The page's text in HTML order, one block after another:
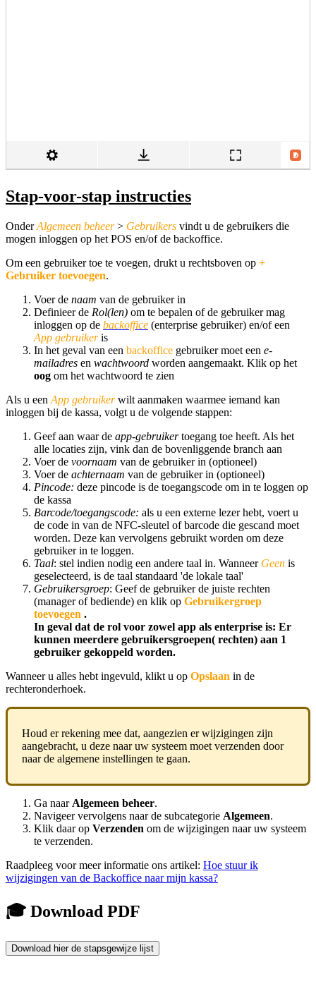
Stap-voor-stap instructies
OnderAlgemeen beheer> Gebruikers vindt u de gebruikers die
mogen inloggen op het POS en/of de backoffice.
Om een gebruiker toe te voegen, drukt u rechtsboven op +
Gebruiker toevoegen.
Voer de naam van de gebruiker in
Definieer de Rol(len) om te bepalen of de gebruiker mag
inloggen op de backoffice (enterprise gebruiker) en/of een
App gebruikeris
In het geval van een backoffice gebruiker moet een e-
mailadres en wachtwoord worden aangemaakt. Klik op het
oog om het wachtwoord te zien
Als u een App gebruikerwilt aanmaken waarmee iemand kan
inloggen bij de kassa, volgt u de volgende stappen:
Geef aan waar de app-gebruikertoegang toe heeft. Als het
alle locaties zijn, vink dan de bovenliggende branch aan
Voer de voornaam van de gebruiker in (optioneel)
Voer de achternaam van de gebruiker in (optioneel)
Pincode: deze pincode is de toegangscode om in te loggen op
de kassa
Barcode/toegangscode: als u een externe lezer hebt, voert u
de code in van de NFC-sleutel of barcode die gescand moet
worden. Deze kan vervolgens gebruikt worden om deze
gebruiker in te loggen.
Taal: stel indien nodig een andere taal in. Wanneer Geen is
geselecteerd, is de taal standaard 'de lokale taal'
Gebruikersgroep: Geef de gebruiker de juiste rechten
(manager of bediende) en klik op Gebruikergroep
toevoegen .
In geval dat de rol voor zowel app als enterprise is: Er
kunnen meerdere gebruikersgroepen( rechten) aan 1
gebruiker gekoppeld worden.
Wanneer u alles hebt ingevuld, klikt u op Opslaan in de
rechteronderhoek.
Houd er rekening mee dat, aangezien er wijzigingen zijn
aangebracht, u deze naar uw systeem moet verzenden door
naar de algemene instellingen te gaan.
Ga naar Algemeen beheer.
Navigeer vervolgens naar de subcategorie Algemeen.
Klik daar op Verzenden om de wijzigingen naar uw systeem
te verzenden.
Raadpleeg voor meer informatie ons artikel: Hoe stuur ik
wijzigingen van de Backoffice naar mijn kassa?
🎓 Download PDF
Download hier de stapsgewijze lijst